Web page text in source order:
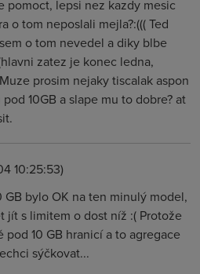
pomoct, lepsi nez kazdy mesic
o tom neposlali mejla?:((( Ted
o tom nevedel a diky blbe
zatez je konec ledna,
prosim nejaky tiscalak aspon
10GB a slape mu to dobre? at
10:25:53)
GB bylo OK na ten minulý model,
jít s limitem o dost níž :( Protože
10 GB hranicí a to agregace
sýčkovat...